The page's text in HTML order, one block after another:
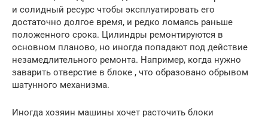
и солидный ресурс чтобы эксплуатировать его
достаточно долгое время, и редко ломаясь раньше
положенного срока. Цилиндры ремонтируются в
основном планово, но иногда попадают под действие
незамедлительного ремонта. Например, когда нужно
заварить отверстие в блоке , что образовано обрывом
шатунного механизма.
Иногда хозяин машины хочет расточить блоки